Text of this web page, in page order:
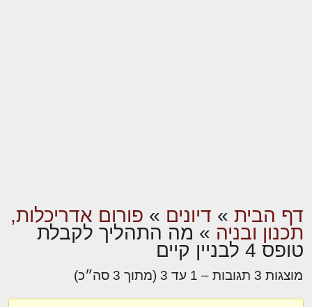
דף הבית » דיונים » פורום אדריכלות,
תכנון ובניה » מה התהליך לקבלת
טופס 4 לבניין קיים
מוצגות 3 תגובות – 1 עד 3 (מתוך 3 סה״כ)